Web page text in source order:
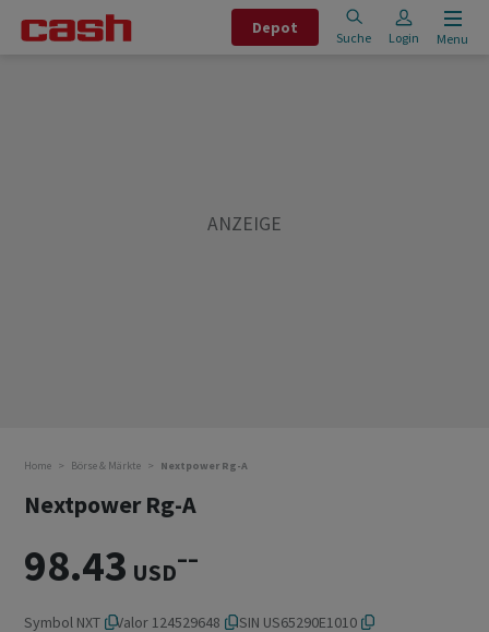
Depot
Suche Login Menu
Home Börse & Märkte Nextpower Rg-A
Nextpower Rg-A
98.43 USD––
Symbol NXT Valor 124529648 ISIN US65290E1010